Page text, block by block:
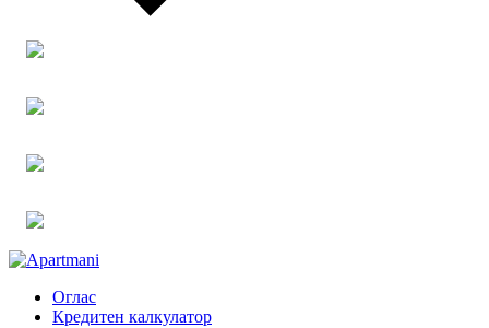
Оглас
Кредитен калкулатор